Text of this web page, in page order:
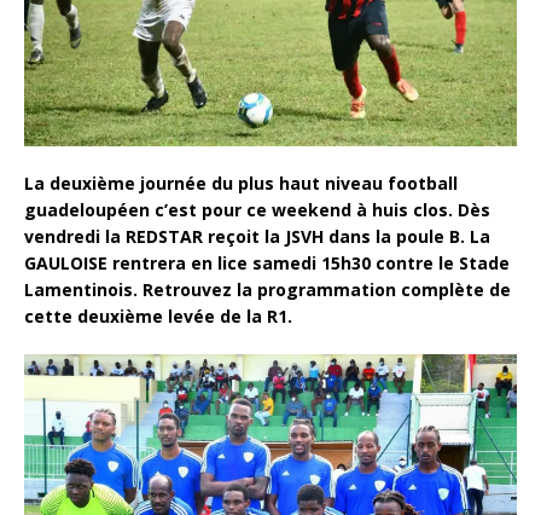
La deuxième journée du plus haut niveau football
guadeloupéen c’est pour ce weekend à huis clos. Dès
vendredi la REDSTAR reçoit la JSVH dans la poule B. La
GAULOISE rentrera en lice samedi 15h30 contre le Stade
Lamentinois. Retrouvez la programmation complète de
cette deuxième levée de la R1.